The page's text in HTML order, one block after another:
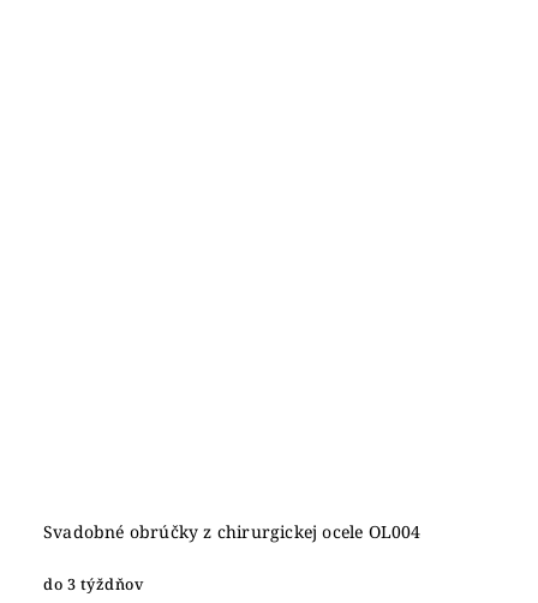
Svadobné obrúčky z chirurgickej ocele OL004
do 3 týždňov